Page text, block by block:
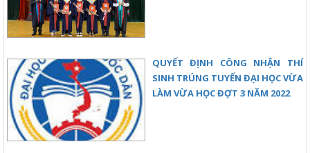
QUYẾT ĐỊNH CÔNG NHẬN THÍ
SINH TRÚNG TUYỂN ĐẠI HỌC VỪA
LÀM VỪA HỌC ĐỢT 3 NĂM 2022